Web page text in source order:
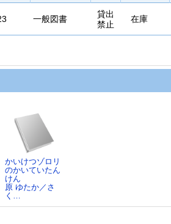
一般図書
貸出
禁止
在庫
かいけつゾロリ
のかいていたん
けん
原 ゆたか／さ
く…